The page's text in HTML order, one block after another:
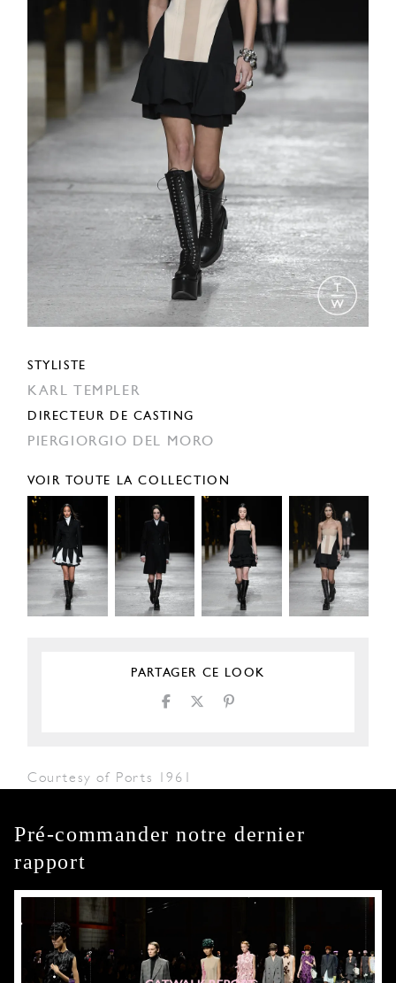
STYLISTE
KARL TEMPLER
DIRECTEUR DE CASTING
PIERGIORGIO DEL MORO
VOIR TOUTE LA COLLECTION
PARTAGER CE LOOK
Courtesy of Ports 1961
Pré-commander notre dernier
rapport